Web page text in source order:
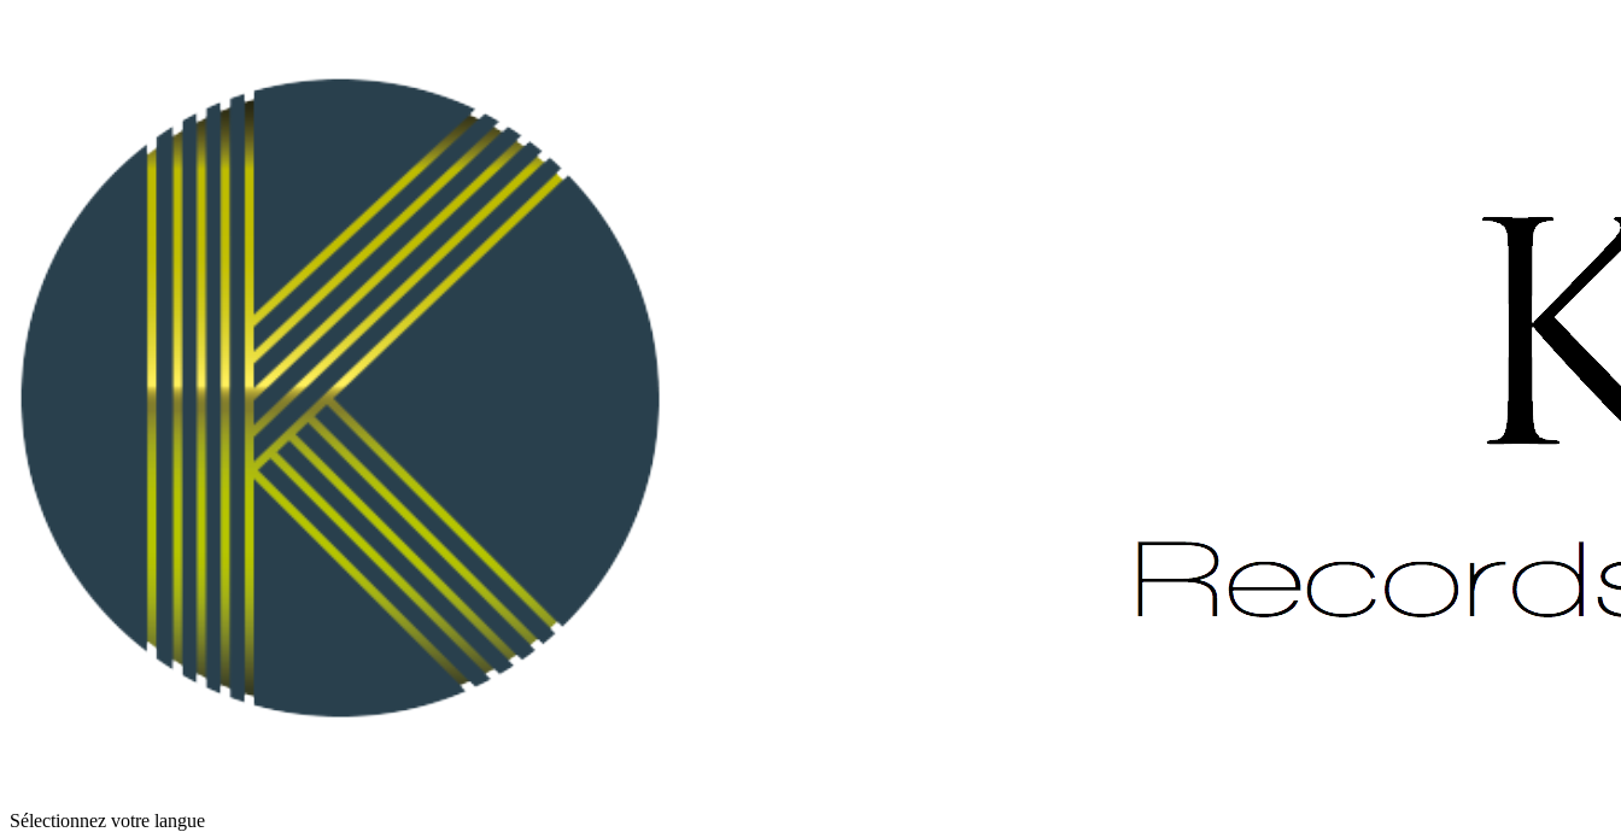
Sélectionnez votre langue